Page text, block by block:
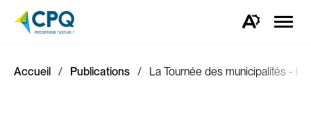
Ouvrez
d'accessibilité.
la
Accueil Publications La Tournée des municipalités -